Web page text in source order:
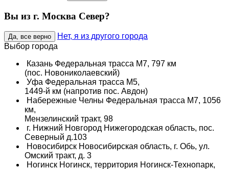
Вы из г. Москва Север?
Да, все верно
Нет, я из другого города
Выбор города
Казань Федеральная трасса М7, 797 км
(пос. Новониколаевский)
Уфа Федеральная трасса М5,
1449-й км (напротив пос. Авдон)
Набережные Челны Федеральная трасса М7, 1056
км,
Мензелинский тракт, 98
г. Нижний Новгород Нижегородская область, пос.
Северный д.103
Новосибирск Новосибирская область, г. Обь, ул.
Омский тракт, д. 3
Ногинск Ногинск, территория Ногинск-Технопарк,